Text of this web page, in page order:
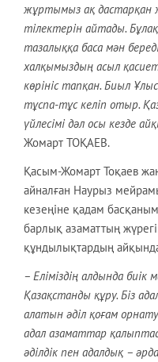
жұртымыз ақ дастарқан
тілектерін айтады.
тазалыққа баса мән
халқымыздың асыл
көрініс тапқан. Биыл
тұспа-тұс келіп отыр.
үйлесімі дәл осы кезде
Жомарт ТОҚАЕВ.
Қасым-Жомарт Тоқаев
айналған Наурыз
кезеңіне қадам
барлық азаматтың
құндылықтардың
– Еліміздің алдында
Қазақстанды құру. Біз
алатын әділ қоғам
адал азаматтар
әділдік пен адалдық –